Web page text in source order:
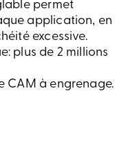
permet
application, en
excessive.
plus de 2 millions
CAM à engrenage.